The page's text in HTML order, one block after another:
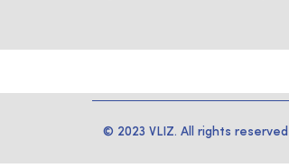
© 2023 VLIZ. All rights reserved